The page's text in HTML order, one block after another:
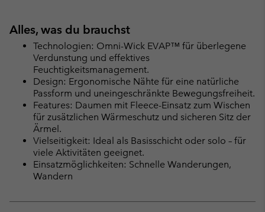
Alles, was du brauchst
Technologien: Omni-Wick EVAP™ für überlegene
Verdunstung und effektives
Feuchtigkeitsmanagement.
Design: Ergonomische Nähte für eine natürliche
Passform und uneingeschränkte Bewegungsfreiheit.
Features: Daumen mit Fleece-Einsatz zum Wischen
für zusätzlichen Wärmeschutz und sicheren Sitz der
Ärmel.
Vielseitigkeit: Ideal als Basisschicht oder solo – für
viele Aktivitäten geeignet.
Einsatzmöglichkeiten: Schnelle Wanderungen,
Wandern